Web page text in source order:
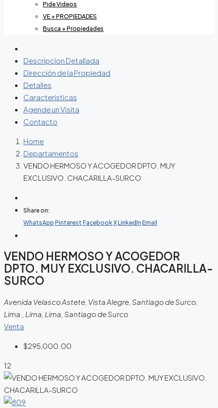
Pide Videos
VE + PROPIEDADES
Busca + Propiedades
Descripcion Detallada
Dirección de la Propiedad
Detalles
Caracteristicas
Agende un Visita
Contacto
Home
Departamentos
VENDO HERMOSO Y ACOGEDOR DPTO. MUY
EXCLUSIVO. CHACARILLA-SURCO
Share on:
WhatsApp Pinterest FacebookXLinkedIn Email
VENDO HERMOSO Y ACOGEDOR
DPTO. MUY EXCLUSIVO. CHACARILLA-
SURCO
Avenida Velasco Astete, Vista Alegre, Santiago de Surco,
Lima., Lima, Lima, Santiago de Surco
Venta
$295,000.00
12